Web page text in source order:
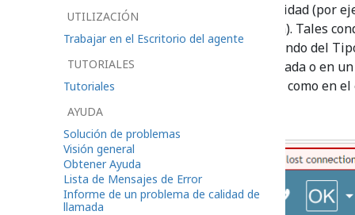
le impidan trabajar con normalidad (por
realizar una operación deseada). Tales
de mensajes de error. Dependiendo del
aparecer en una ventana separada o en
aplicación Escritorio del agente como en
UTILIZACIÓN
Trabajar en el Escritorio del agente
TUTORIALES
Tutoriales
AYUDA
Solución de problemas
Visión general
Obtener Ayuda
Lista de Mensajes de Error
Informe de un problema de calidad de
llamada